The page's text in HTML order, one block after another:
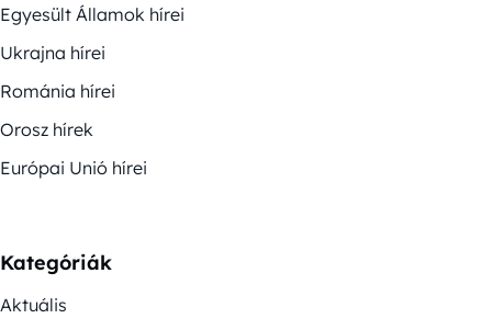
Egyesült Államok hírei
Ukrajna hírei
Románia hírei
Orosz hírek
Európai Unió hírei
Kategóriák
Aktuális